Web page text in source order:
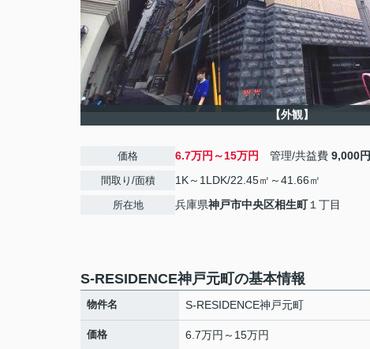
【外観】
価格 6.7万円～15万円 管理/共益費 9,000円
間取り/面積 1K～1LDK/22.45㎡～41.66㎡
所在地 兵庫県神戸市中央区相生町１丁目
S-RESIDENCE神戸元町の基本情報
物件名 S-RESIDENCE神戸元町
価格 6.7万円～15万円